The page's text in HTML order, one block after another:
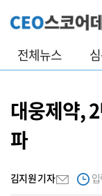
전체뉴스
대웅제약,
파
김지원 기자